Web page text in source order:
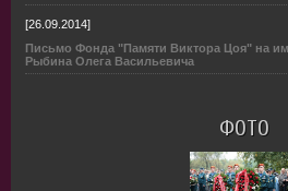
[26.09.2014]
Письмо Фонда "Памяти Виктора Цоя" на
Рыбина Олега Васильевича
ФОТО